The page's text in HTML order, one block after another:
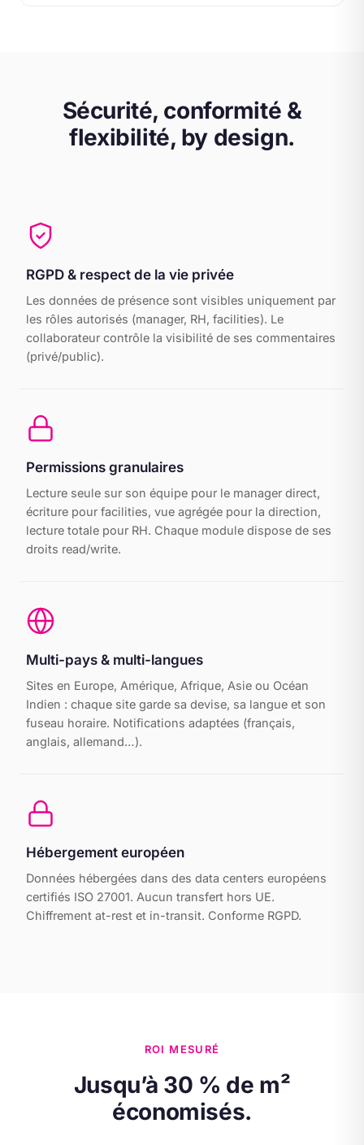
Sécurité, conformité &
flexibilité, by design.
RGPD & respect de la vie privée
Les données de présence sont visibles uniquement par
les rôles autorisés (manager, RH, facilities). Le
collaborateur contrôle la visibilité de ses commentaires
(privé/public).
Permissions granulaires
Lecture seule sur son équipe pour le manager direct,
écriture pour facilities, vue agrégée pour la direction,
lecture totale pour RH. Chaque module dispose de ses
droits read/write.
Multi-pays & multi-langues
Sites en Europe, Amérique, Afrique, Asie ou Océan
Indien : chaque site garde sa devise, sa langue et son
fuseau horaire. Notifications adaptées (français,
anglais, allemand…).
Hébergement européen
Données hébergées dans des data centers européens
certifiés ISO 27001. Aucun transfert hors UE.
Chiffrement at-rest et in-transit. Conforme RGPD.
ROI MESURÉ
Jusqu’à 30 % de m²
économisés.